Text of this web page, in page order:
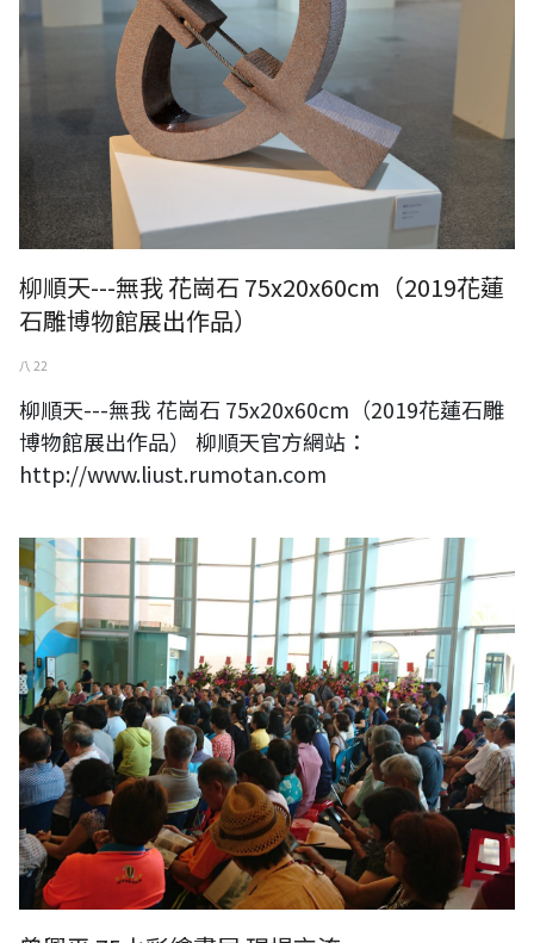
柳順天---無我 花崗石 75x20x60cm（2019花蓮
石雕博物館展出作品）
八 22
柳順天---無我 花崗石 75x20x60cm（2019花蓮石雕
博物館展出作品） 柳順天官方網站：
http://www.liust.rumotan.com
曾興平 75水彩繪畫展 現場交流